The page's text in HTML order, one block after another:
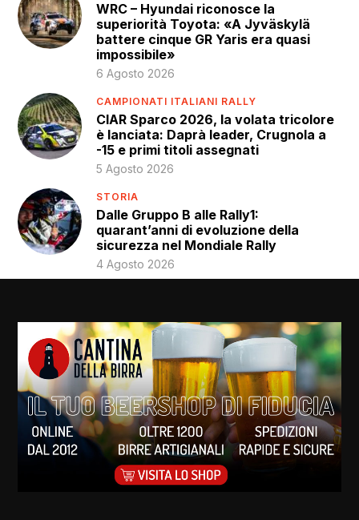
WRC – Hyundai riconosce la
superiorità Toyota: «A Jyväskylä
battere cinque GR Yaris era quasi
impossibile»
6 Agosto 2026
CAMPIONATI ITALIANI RALLY
CIAR Sparco 2026, la volata tricolore
è lanciata: Daprà leader, Crugnola a
-15 e primi titoli assegnati
5 Agosto 2026
STORIA
Dalle Gruppo B alle Rally1:
quarant’anni di evoluzione della
sicurezza nel Mondiale Rally
4 Agosto 2026